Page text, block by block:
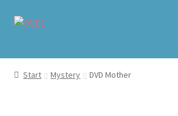
Zur
Zum
Home
Start Mystery DVD Mother